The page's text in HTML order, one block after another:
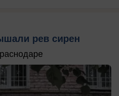
рев сирен